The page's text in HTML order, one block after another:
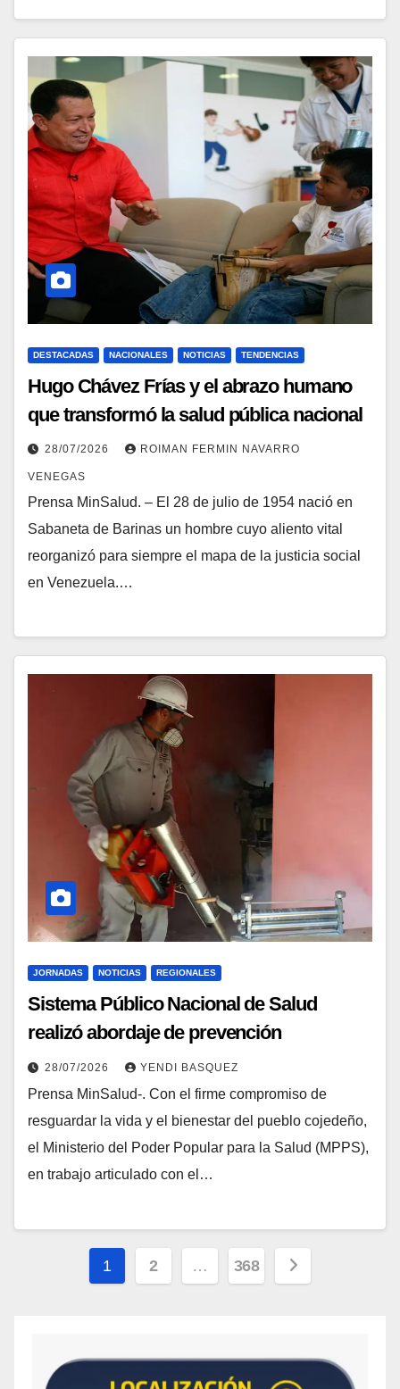
DESTACADAS NACIONALES NOTICIAS TENDENCIAS
Hugo Chávez Frías y el abrazo humano
que transformó la salud pública nacional
28/07/2026 ROIMAN FERMIN NAVARRO
VENEGAS
Prensa MinSalud. – El 28 de julio de 1954 nació en
Sabaneta de Barinas un hombre cuyo aliento vital
reorganizó para siempre el mapa de la justicia social
en Venezuela.…
JORNADAS NOTICIAS REGIONALES
Sistema Público Nacional de Salud
realizó abordaje de prevención
epidemiológica en Cojedes
28/07/2026 YENDI BASQUEZ
Prensa MinSalud-. Con el firme compromiso de
resguardar la vida y el bienestar del pueblo cojedeño,
el Ministerio del Poder Popular para la Salud (MPPS),
en trabajo articulado con el…
1 2 … 368